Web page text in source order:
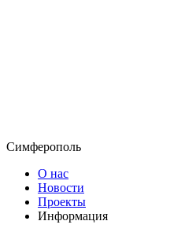
Симферополь
О нас
Новости
Проекты
Информация